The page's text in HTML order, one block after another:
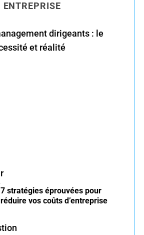
ENTREPRISE
7 stratégies éprouvées pour
réduire vos coûts d’entreprise